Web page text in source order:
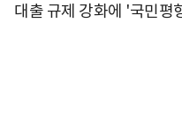
대출 규제 강화에 '국민